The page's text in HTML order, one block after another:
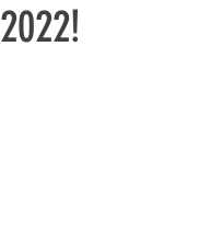
2022!